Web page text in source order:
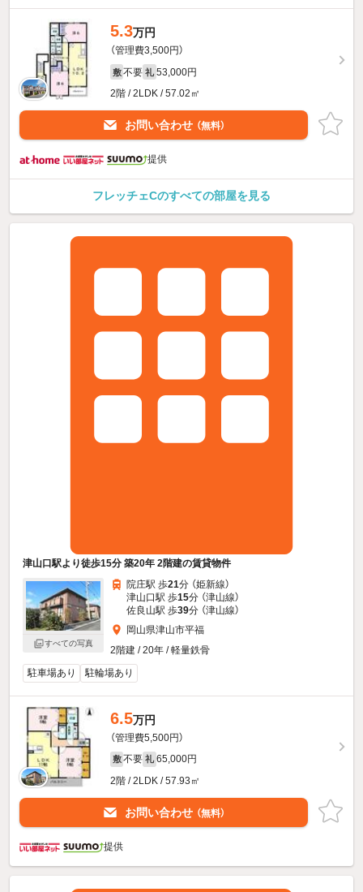
5.3万円
（管理費3,500円）
敷 不要 礼 53,000円
2階 / 2LDK / 57.02㎡
お問い合わせ （無料）
提供
フレッチェCのすべての部屋を見る
津山口駅より徒歩15分 築20年 2階建の賃貸物件
すべての写真
院庄駅 歩21分 （姫新線）
津山口駅 歩15分 （津山線）
佐良山駅 歩39分 （津山線）
岡山県津山市平福
2階建 / 20年 / 軽量鉄骨
駐車場あり
駐輪場あり
6.5万円
（管理費5,500円）
敷 不要 礼 65,000円
2階 / 2LDK / 57.93㎡
お問い合わせ （無料）
提供